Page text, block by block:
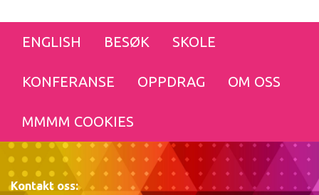
ENGLISH BESØK SKOLE
KONFERANSE OPPDRAG OM OSS
MMMM COOKIES
Kontakt oss: